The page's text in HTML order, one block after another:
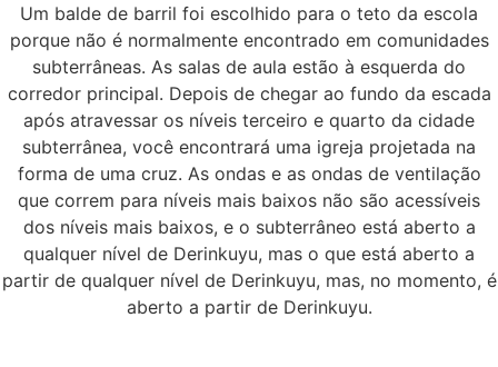
Um balde de barril foi escolhido para o teto da escola
porque não é normalmente encontrado em comunidades
subterrâneas. As salas de aula estão à esquerda do
corredor principal. Depois de chegar ao fundo da escada
após atravessar os níveis terceiro e quarto da cidade
subterrânea, você encontrará uma igreja projetada na
forma de uma cruz. As ondas e as ondas de ventilação
que correm para níveis mais baixos não são acessíveis
dos níveis mais baixos, e o subterrâneo está aberto a
qualquer nível de Derinkuyu, mas o que está aberto a
partir de qualquer nível de Derinkuyu, mas, no momento, é
aberto a partir de Derinkuyu.